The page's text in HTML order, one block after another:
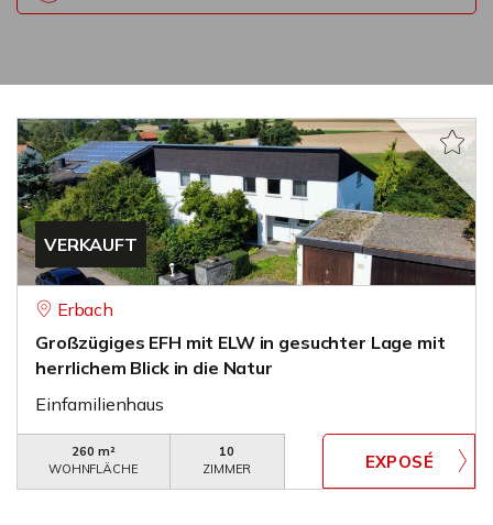
VERKAUFT
Erbach
Großzügiges EFH mit ELW in gesuchter Lage mit
herrlichem Blick in die Natur
Einfamilienhaus
260 m²
WOHNFLÄCHE
10
ZIMMER